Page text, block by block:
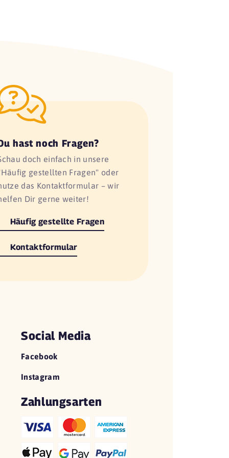
hast noch Fragen?
doch einfach in unsere
gestellten Fragen" oder
das Kontaktformular – wir
Dir gerne weiter!
Häufig gestellte Fragen
Kontaktformular
Social Media
Facebook
Instagram
Zahlungsarten